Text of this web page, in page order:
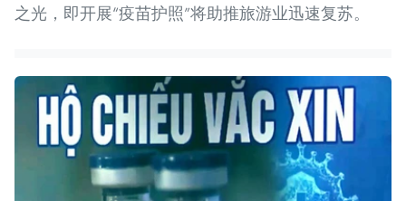
之光，即开展“疫苗护照”将助推旅游业迅速复苏。